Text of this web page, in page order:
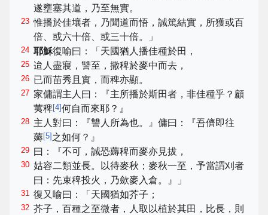
遂壅塞其道，乃至無實。
23 惟播於佳壤者，乃聞道而悟，誠篤結實，所獲或百
倍、或六十倍、或三十倍。」
24 耶穌復喻曰：「天國猶人播佳種於田，
25 迨人盡寢，讐至，撒稗於麥中而去，
26 已而苗秀且實，而稗亦顯。
27 家傭謂主人曰：『主所播於斯田者，非佳種乎？顧
荑稗[4]何自而來耶？』
28 主人對曰：『讐人所為也。』傭曰：『吾儕即往
薅[5] 之如何？』
29 曰：『不可，誠恐薅稗而麥亦見拔，
30 姑容二類並長。以待麥秋；麥秋一至，予當謂刈者
曰：先束稗投火，乃歛麥入倉。』」
31 復又喻曰：「天國猶如芥子；
32 芥子，百種之至微者，人取以植於其田，比長，則